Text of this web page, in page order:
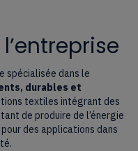
spécialisée dans le
durables et
textiles intégrant des
de produire de l’énergie
des applications dans